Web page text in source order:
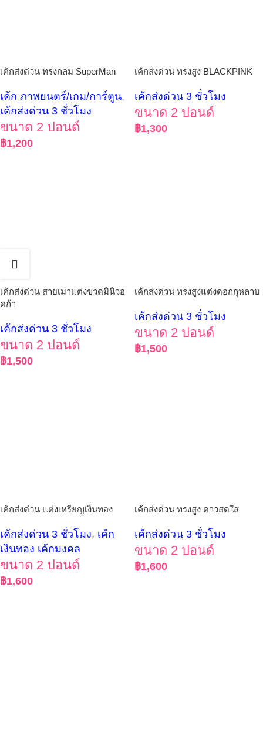
เค้กส่งด่วน ทรงกลม SuperMan
เค้ก ภาพยนตร์/เกม/การ์ตูน,
เค้กส่งด่วน 3 ชั่วโมง
ขนาด 2 ปอนด์
฿1,200
เค้กส่งด่วน ทรงสูง BLACKPINK
เค้กส่งด่วน 3 ชั่วโมง
ขนาด 2 ปอนด์
฿1,300
เค้กส่งด่วน สายเมาแต่งขวดมินิวอ
ดก้า
เค้กส่งด่วน 3 ชั่วโมง
ขนาด 2 ปอนด์
฿1,500
เค้กส่งด่วน ทรงสูงแต่งดอกกุหลาบ
เค้กส่งด่วน 3 ชั่วโมง
ขนาด 2 ปอนด์
฿1,500
เค้กส่งด่วน แต่งเหรียญเงินทอง
เค้กส่งด่วน 3 ชั่วโมง, เค้ก
เงินทอง เค้กมงคล
ขนาด 2 ปอนด์
฿1,600
เค้กส่งด่วน ทรงสูง ดาวสดใส
เค้กส่งด่วน 3 ชั่วโมง
ขนาด 2 ปอนด์
฿1,600